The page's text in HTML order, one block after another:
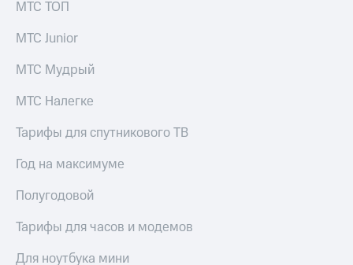
Контроль
и
аудит
Рынок
Программа
Порядок
акций
Рынок
МТС ТОП
МТС Junior
МТС Мудрый
МТС Налегке
Тарифы для спутникового ТВ
Год на максимуме
Полугодовой
Тарифы для часов и модемов
Для ноутбука мини